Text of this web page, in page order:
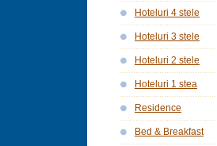
Hoteluri 4 stele
Hoteluri 3 stele
Hoteluri 2 stele
Hoteluri 1 stea
Residence
Bed & Breakfast